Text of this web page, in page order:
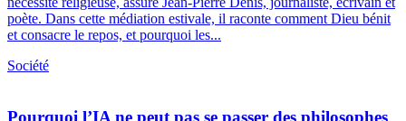
poète. Dans cette médiation estivale, il raconte comment Dieu bénit
et consacre le repos, et pourquoi les...
Société
Pourquoi l’IA ne peut pas se passer des philosophes